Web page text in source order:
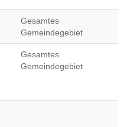
Gesamtes
Gemeindegebiet
Gesamtes
Gemeindegebiet